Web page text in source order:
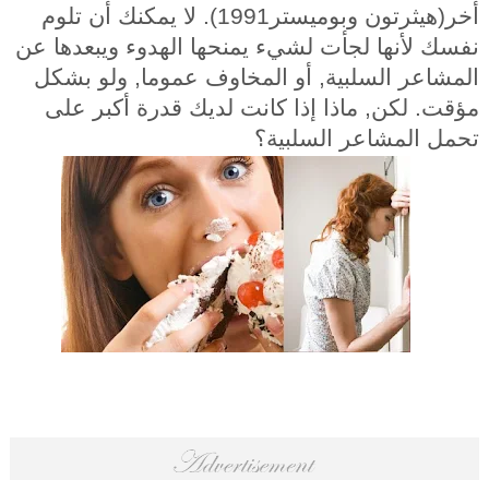
أخر(هيثرتون وبوميستر1991). لا يمكنك أن تلوم
نفسك لأنها لجأت لشيء يمنحها الهدوء ويبعدها عن
المشاعر السلبية, أو المخاوف عموما, ولو بشكل
مؤقت. لكن, ماذا إذا كانت لديك قدرة أكبر على
تحمل المشاعر السلبية؟